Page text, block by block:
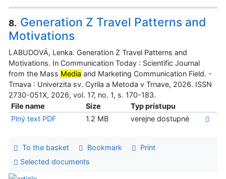
8. Generation Z Travel Patterns and
Motivations
LABUDOVÁ, Lenka. Generation Z Travel Patterns and
Motivations. In Communication Today : Scientific Journal
from the Mass Media and Marketing Communication Field. -
Trnava : Univerzita sv. Cyrila a Metoda v Trnave, 2026. ISSN
2730-051X, 2026, vol. 17, no. 1, s. 170-183.
File name
Size
Typ prístupu
Plný text PDF
1.2 MB verejne dostupné
To the basket Bookmark
Print
Selected documents